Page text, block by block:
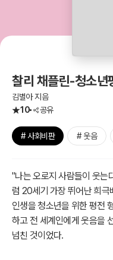
찰리 채플린-청소년
김별아 지음
10
공유
# 사회비판 # 웃음
"나는 오로지 사람들이 웃는
럼 20세기 가장 뛰어난 희극
인생을 청소년을 위한 평전
하고 전 세계인에게 웃음을
넘친 것이었다.